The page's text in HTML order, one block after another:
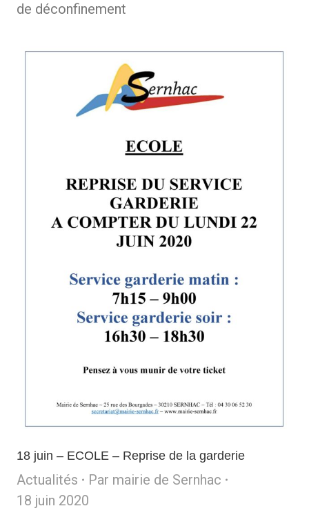
de déconfinement
18 juin – ECOLE – Reprise de la garderie
Actualités Par mairie de Sernhac
18 juin 2020